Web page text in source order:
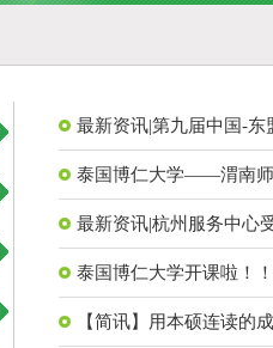
最新资讯|第九届中国-
泰国博仁大学——渭南师
最新资讯|杭州服务中心
泰国博仁大学开课啦！
【简讯】用本硕连读的